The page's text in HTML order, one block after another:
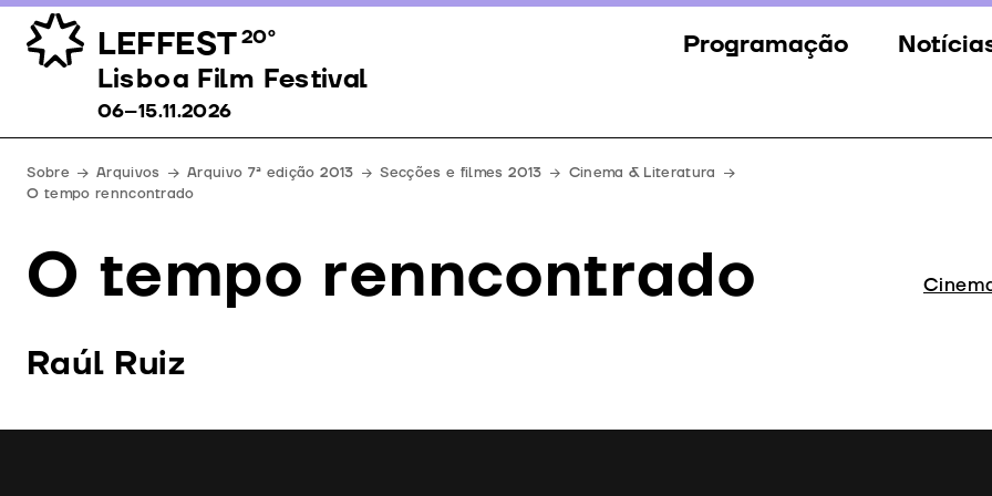
LEFFEST20º
Lisboa Film Festival 06–15.11.2026
Programação
Eventos
Júri
Lisboa Film Festival
06–15.11.2026
Sobre Arquivos Arquivo 7ª edição 2013 Secções e filmes 2013
Cinema & Literatura
O tempo renncontrado
O tempo renncontrado
Raúl Ruiz